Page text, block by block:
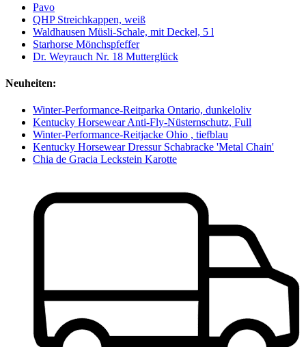
Pavo
QHP Streichkappen, weiß
Waldhausen Müsli-Schale, mit Deckel, 5 l
Starhorse Mönchspfeffer
Dr. Weyrauch Nr. 18 Mutterglück
Neuheiten:
Winter-Performance-Reitparka Ontario, dunkeloliv
Kentucky Horsewear Anti-Fly-Nüsternschutz, Full
Winter-Performance-Reitjacke Ohio , tiefblau
Kentucky Horsewear Dressur Schabracke 'Metal Chain'
Chia de Gracia Leckstein Karotte